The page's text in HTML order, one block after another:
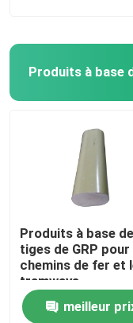
Produits à base
Produits à base de
tiges de GRP pour
chemins de fer et
tramways
meilleur